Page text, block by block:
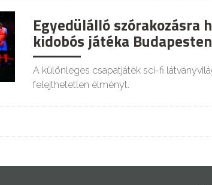
Egyedülálló szórakozásra
kidobós játéka Budapesten
A különleges csapatjáték sci-fi
felejthetetlen élményt.